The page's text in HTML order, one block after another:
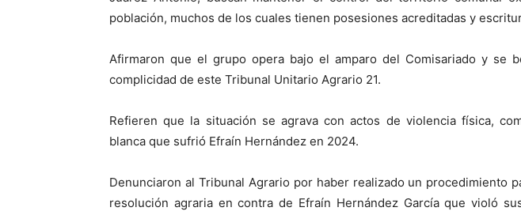
población, muchos de los cuales tienen posesiones acreditadas y
Afirmaron que el grupo opera bajo el amparo del Comisariado y se
complicidad de este Tribunal Unitario Agrario 21.
Refieren que la situación se agrava con actos de violencia física,
blanca que sufrió Efraín Hernández en 2024.
Denunciaron al Tribunal Agrario por haber realizado un procedimiento
resolución agraria en contra de Efraín Hernández García que violó